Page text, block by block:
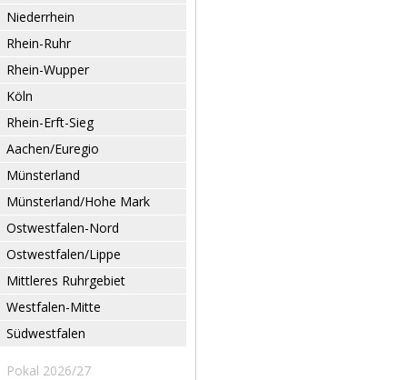
Niederrhein
Rhein-Ruhr
Rhein-Wupper
Köln
Rhein-Erft-Sieg
Aachen/Euregio
Münsterland
Münsterland/Hohe Mark
Ostwestfalen-Nord
Ostwestfalen/Lippe
Mittleres Ruhrgebiet
Westfalen-Mitte
Südwestfalen
Pokal 2026/27